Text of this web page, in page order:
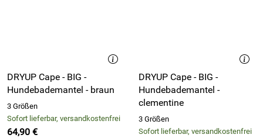
DRYUP Cape - BIG -
Hundebademantel - braun
3 Größen
Sofort lieferbar, versandkostenfrei
64,90 €
DRYUP Cape - BIG -
Hundebademantel -
clementine
3 Größen
Sofort lieferbar, versandkostenfrei